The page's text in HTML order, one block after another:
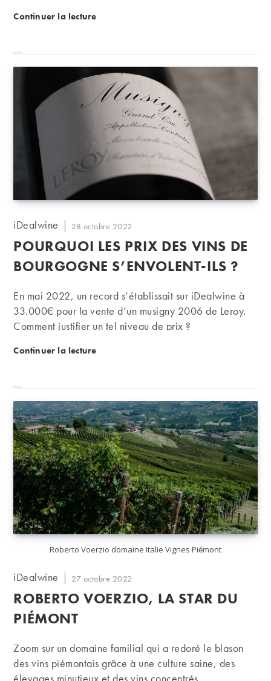
Continuer la lectureAnne Gros et Jean-Paul Tollot | Le style
Auteur/autrice
la
publication :
iDealwine
Publication
publiée :
28 octobre 2022
POURQUOI LES PRIX DES VINS DE
BOURGOGNE S’ENVOLENT-ILS ?
En mai 2022, un record s’établissait sur iDealwine à
33.000€ pour la vente d’un musigny 2006 de Leroy.
Comment justifier un tel niveau de prix ?
Continuer la lecturePourquoi les prix des vins de Bourgogne
Roberto Voerzio domaine Italie Vignes Piémont
Auteur/autrice
la
publication :
iDealwine
Publication
publiée :
27 octobre 2022
ROBERTO VOERZIO, LA STAR DU
PIÉMONT
Zoom sur un domaine familial qui a redoré le blason
des vins piémontais grâce à une culture saine, des
élevages minutieux et des vins concentrés.